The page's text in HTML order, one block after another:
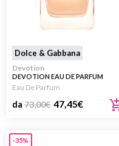
Dolce & Gabbana
Devotion
DEVOTION EAU DE PARFUM
Eau De Parfum
da 73,00€ 47,45€
-35%